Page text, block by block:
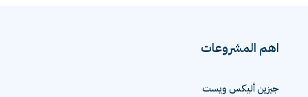
اهم المشروعات
جيزين أليكس ويست